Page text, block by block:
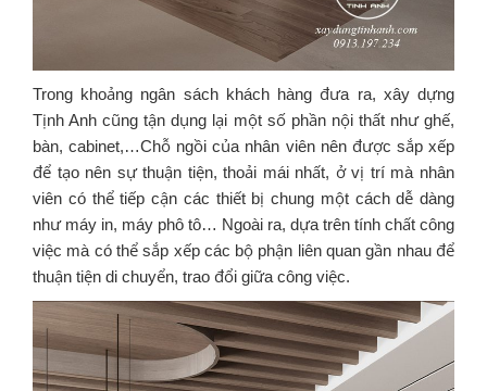
​Trong khoảng ngân sách khách hàng đưa ra, xây dựng
Tịnh Anh cũng tận dụng lại một số phần nội thất như ghế,
bàn, cabinet,…Chỗ ngồi của nhân viên nên được sắp xếp
để tạo nên sự thuận tiện, thoải mái nhất, ở vị trí mà nhân
viên có thể tiếp cận các thiết bị chung một cách dễ dàng
như máy in, máy phô tô… Ngoài ra, dựa trên tính chất công
việc mà có thể sắp xếp các bộ phận liên quan gần nhau để
thuận tiện di chuyển, trao đổi giữa công việc.